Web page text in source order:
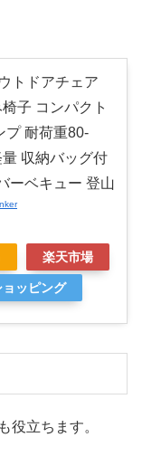
トドアチェア
子 コンパクト
プ 耐荷重80-
収納バッグ付
ーベキュー 登山
楽天市場
ッピング
役立ちます。